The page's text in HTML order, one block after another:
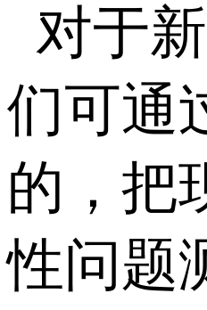
对于
们可通
的，把
性问题